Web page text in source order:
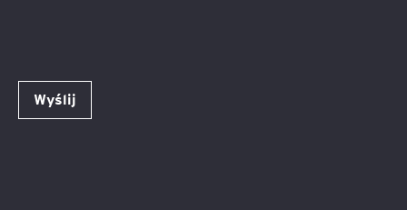
Wyślij